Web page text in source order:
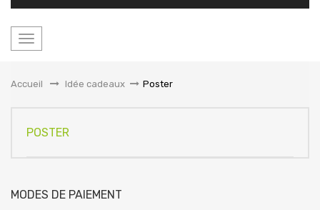
Basculer
Accueil
&gt;Idée cadeaux > Poster
POSTER
MODES DE PAIEMENT